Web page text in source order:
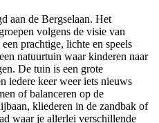
aan de Bergselaan. Het
volgens de visie van
prachtige, lichte en speels
natuurtuin waar kinderen naar
De tuin is een grote
iedere keer weer iets nieuws
of balanceren op de
kliederen in de zandbak of
waar je allerlei verschillende